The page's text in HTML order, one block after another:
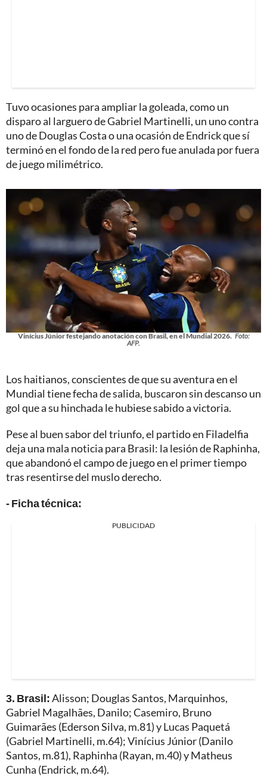
Tuvo ocasiones para ampliar la goleada, como un
disparo al larguero de Gabriel Martinelli, un uno contra
uno de Douglas Costa o una ocasión de Endrick que sí
terminó en el fondo de la red pero fue anulada por fuera
de juego milimétrico.
Vinícius Júnior festejando anotación con Brasil, en el Mundial 2026. Foto:
AFP.
Los haitianos, conscientes de que su aventura en el
Mundial tiene fecha de salida, buscaron sin descanso un
gol que a su hinchada le hubiese sabido a victoria.
Pese al buen sabor del triunfo, el partido en Filadelfia
deja una mala noticia para Brasil: la lesión de Raphinha,
que abandonó el campo de juego en el primer tiempo
tras resentirse del muslo derecho.
- Ficha técnica:
PUBLICIDAD
3. Brasil:Alisson; Douglas Santos, Marquinhos,
Gabriel Magalhães, Danilo; Casemiro, Bruno
Guimarães (Ederson Silva, m.81) y Lucas Paquetá
(Gabriel Martinelli, m.64); Vinícius Júnior (Danilo
Santos, m.81), Raphinha (Rayan, m.40) y Matheus
Cunha (Endrick, m.64).